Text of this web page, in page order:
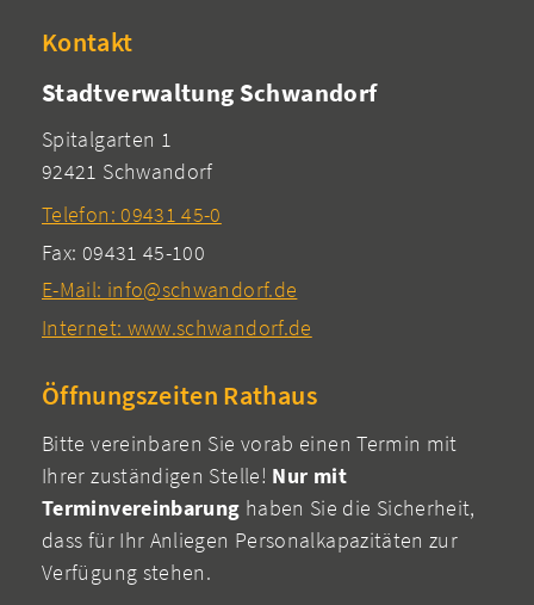
Kontakt
Stadtverwaltung Schwandorf
Spitalgarten 1
92421 Schwandorf
Telefon: 09431 45-0
Fax: 09431 45-100
E-Mail: info@schwandorf.de
Internet: www.schwandorf.de
Öffnungszeiten Rathaus
Bitte vereinbaren Sie vorab einen Termin mit
Ihrer zuständigen Stelle! Nur mit
Terminvereinbarung haben Sie die Sicherheit,
dass für Ihr Anliegen Personalkapazitäten zur
Verfügung stehen.